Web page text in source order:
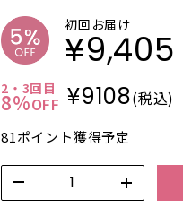
初回お届け
¥9,405
2・3回目
8%OFF ¥9108(税込)
81ポイント獲得予定